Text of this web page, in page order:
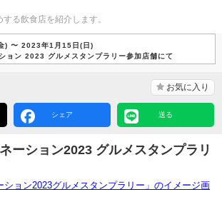
る飲食店を紹介します。
) 〜 2023年1月15日(日)
ョン 2023 グルメスタンプラリー参加店舗にて
お気に入り
シェア 送る
ーション2023 グルメスタンプラリ